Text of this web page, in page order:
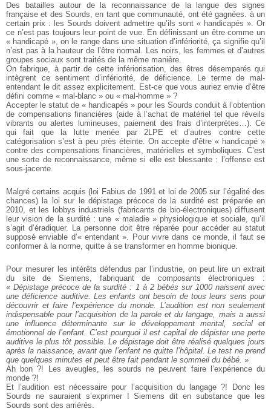
Des batailles autour de la reconnaissance de la langue des signes
française et des Sourds, en tant que communauté, ont été gagnées. à un
certain prix : les Sourds doivent admettre qu’ils sont « handicapés ». Or
ce n’est pas toujours leur point de vue. En définissant un être comme un
« handicapé », on le range dans une situation d’infériorité, ça signifie qu’il
n’est pas à la hauteur de l’être normal. Les noirs, les femmes et d’autres
groupes sociaux sont traités de la même manière.
On fabrique, à partir de cette infériorisation, des êtres désemparés qui
intègrent ce sentiment d’infériorité, de déficience. Le terme de mal-
entendant le dit assez explicitement. Est-ce que vous auriez envie d’être
défini comme « mal-blanc » ou « mal-homme » ?
Accepter le statut de « handicapés » pour les Sourds conduit à l’obtention
de compensations financières (aide à l’achat de matériel tel que réveils
vibrants ou alertes lumineuses, paiement des frais d’interprètes…). Ce
qui fait que la lutte menée par 2LPE et d’autres contre cette
catégorisation s’est à peu près éteinte. On accepte d’être « handicapé »
contre des compensations financières, matérielles et symboliques. C’est
une sorte de reconnaissance, même si elle est blessante : l’offense est
sous-jacente.
Malgré certains acquis (loi Fabius de 1991 et loi de 2005 sur l’égalité des
chances) la loi sur le dépistage précoce de la surdité est préparée en
2010, et les lobbys industriels (fabricants de bio-électroniques) diffusent
leur vision de la surdité : une « maladie » physiologique et sociale, qu’il
s’agit d’éradiquer. La personne doit être réparée pour accéder au statut
supposé enviable d’« entendant ». Pour vivre dans ce monde, il faut se
conformer à la norme, quitte à se transformer en homme bionique.
Pour mesurer les intérêts défendus par l’industrie, on peut lire un extrait
du site de Siemens, fabriquant de composants électroniques :
«Dépistage précoce de la surdité : 1 à 2 bébés sur 1000 naissent avec
une déficience auditive. Les enfants ont besoin de tous leurs sens pour
découvrir et faire l’expérience du monde. L’audition est non seulement
indispensable pour l’acquisition de la parole et du langage, mais a aussi
une influence déterminante sur le développement mental, social et
émotionnel de l’enfant. C’est pourquoi il est capital de dépister une perte
auditive le plus tôt possible. Le dépistage doit être réalisé quelques jours
après la naissance, avant que l’enfant ne quitte l’hôpital. Le test ne prend
que quelques minutes et peut être fait pendant le sommeil du bébé. »
Ah bon ?! Les aveugles, les sourds ne peuvent faire l’expérience du
monde ?!
Et l’audition est nécessaire pour l’acquisition du langage ?! Donc les
Sourds ne sauraient s’exprimer ! Siemens dit en substance que les
Sourds sont des arriérés.